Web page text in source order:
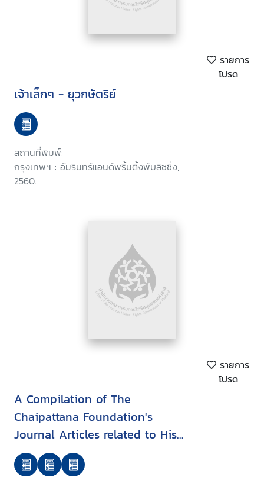
รายการ
โปรด
เจ้าเล็กๆ - ยุวกษัตริย์
สถานที่พิมพ์:
กรุงเทพฯ : อัมรินทร์แอนด์พริ้นติ้งพับลิชชิ่ง,
2560.
รายการ
โปรด
A Compilation of The
Chaipattana Foundation's
Journal Articles related to His
Majesty King Bhumibol
Adulyadej (Chapter 1-3)